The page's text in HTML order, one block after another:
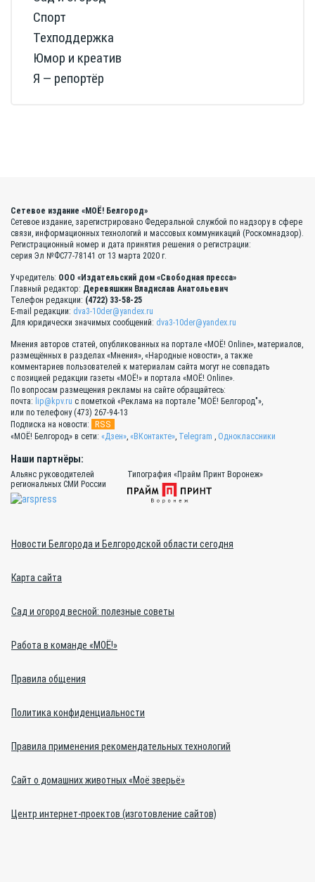
Спорт
Техподдержка
Юмор и креатив
Я — репортёр
Сетевое издание «МОЁ! Белгород»
Сетевое издание, зарегистрировано Федеральной службой по надзору в сфере
связи, информационных технологий и массовых коммуникаций (Роскомнадзор).
Регистрационный номер и дата принятия решения о регистрации:
серия Эл №ФС77-78141 от 13 марта 2020 г.
Учредитель: ООО «Издательский дом «Свободная пресса»
Главный редактор: Деревяшкин Владислав Анатольевич
Телефон редакции: (4722) 33-58-25
E-mail редакции: dva3-10der@yandex.ru
Для юридически значимых сообщений: dva3-10der@yandex.ru
Мнения авторов статей, опубликованных на портале «МОЁ! Online», материалов,
размещённых в разделах «Мнения», «Народные новости», а также
комментариев пользователей к материалам сайта могут не совпадать
с позицией редакции газеты «МОЁ!» и портала «МОЁ! Online».
По вопросам размещения рекламы на сайте обращайтесь:
почта: lip@kpv.ru с пометкой «Реклама на портале "МОЁ! Белгород"»,
или по телефону (473) 267-94-13
Подписка на новости:
RSS
«МОЁ! Белгород» в сети: «Дзен», «ВКонтакте», Telegram , Одноклассники
Наши партнёры:
Альянс руководителей
региональных СМИ России
Типография «Прайм Принт Воронеж»
Новости Белгорода и Белгородской области сегодня
Карта сайта
Сад и огород весной: полезные советы
Работа в команде «МОЁ!»
Правила общения
Политика конфиденциальности
Правила применения рекомендательных технологий
Сайт о домашних животных «Моё зверьё»
Центр интернет-проектов (изготовление сайтов)